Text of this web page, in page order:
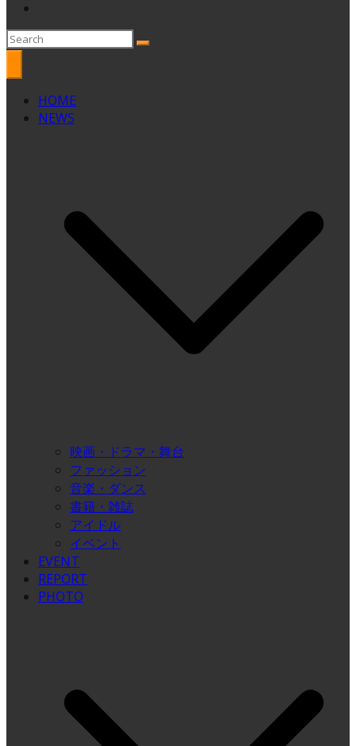
HOME
NEWS
映画・ドラマ・舞台
ファッション
音楽・ダンス
書籍・雑誌
アイドル
イベント
EVENT
REPORT
PHOTO